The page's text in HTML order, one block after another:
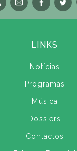
LINKS
Notícias
Programas
Música
Dossiers
Contactos